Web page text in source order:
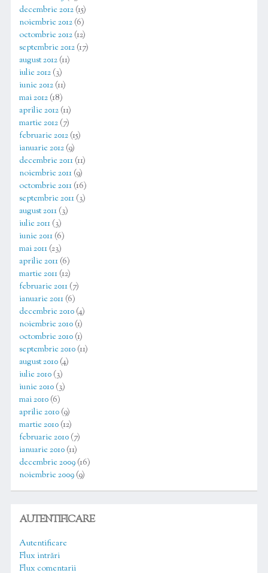
decembrie 2012(15)
noiembrie 2012(6)
octombrie 2012(12)
septembrie 2012(17)
august 2012(11)
iulie 2012(3)
iunie 2012(11)
mai 2012(18)
aprilie 2012(11)
martie 2012(7)
februarie 2012(15)
ianuarie 2012(9)
decembrie 2011(11)
noiembrie 2011(9)
octombrie 2011(16)
septembrie 2011(3)
august 2011(3)
iulie 2011(3)
iunie 2011(6)
mai 2011(23)
aprilie 2011(6)
martie 2011(12)
februarie 2011(7)
ianuarie 2011(6)
decembrie 2010(4)
noiembrie 2010(1)
octombrie 2010(1)
septembrie 2010(11)
august 2010(4)
iulie 2010(3)
iunie 2010(3)
mai 2010(6)
aprilie 2010(9)
martie 2010(12)
februarie 2010(7)
ianuarie 2010(11)
decembrie 2009(16)
noiembrie 2009(9)
AUTENTIFICARE
Autentificare
Flux intrări
Flux comentarii